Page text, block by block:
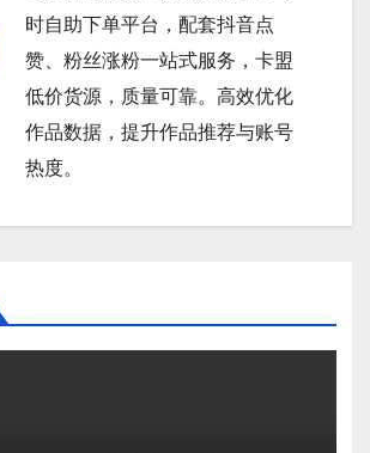
时自助下单平台，配套抖音点
赞、粉丝涨粉一站式服务，卡盟
低价货源，质量可靠。高效优化
作品数据，提升作品推荐与账号
热度。